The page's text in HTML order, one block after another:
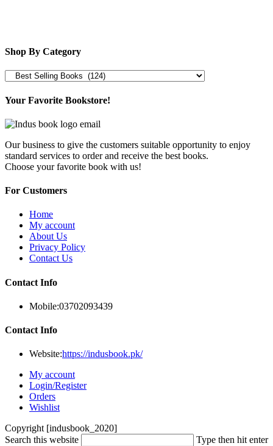
Shop By Category
Your Favorite Bookstore!
Our business to give the customers suitable opportunity to enjoy
standard services to order and receive the best books.
Choose your favorite book with us!
For Customers
Home
My account
About Us
Privacy Policy
Contact Us
Contact Info
Mobile:03702093439
Contact Info
Website:https://indusbook.pk/
My account
Login/Register
Orders
Wishlist
Copyright [indusbook_2020]
Search this website
Type then hit enter